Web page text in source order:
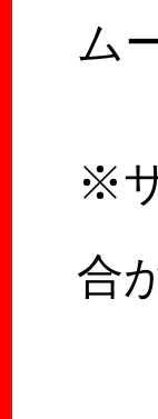
ム
※
合